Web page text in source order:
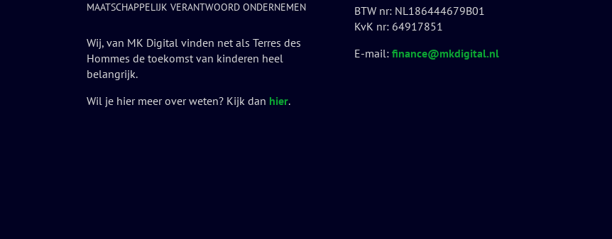
MAATSCHAPPELIJK VERANTWOORD ONDERNEMEN
Wij, van MK Digital vinden net als Terres des
Hommes de toekomst van kinderen heel
belangrijk.
Wil je hier meer over weten? Kijk dan hier.
BTW nr: NL186444679B01
KvK nr: 64917851
E-mail:finance@mkdigital.nl